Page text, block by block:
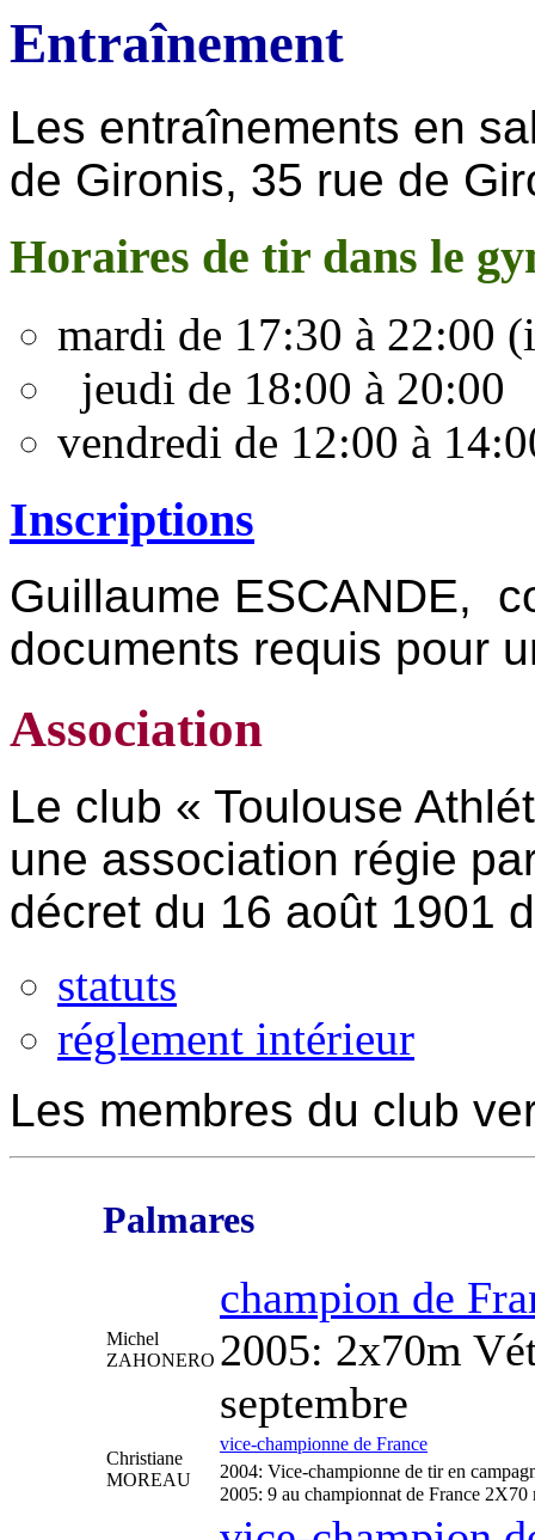
Entraînement
Les entraînements en
de Gironis, 35 rue de
Horaires de tir dans le
mardi de 17:30 à 22:00
jeudi de 18:00 à 20:00
vendredi de 12:00 à
Inscriptions
Guillaume ESCANDE,
documents requis pour
Association
Le club « Toulouse
une association régie
décret du 16 août 1901
statuts
réglement intérieur
Les membres du club
Palmares
Michel
ZAHONERO
champion de
2005: 2x70m
septembre
Christiane
MOREAU
vice-championne de France
2004: Vice-championne de tir en
2005: 9 au championnat de France